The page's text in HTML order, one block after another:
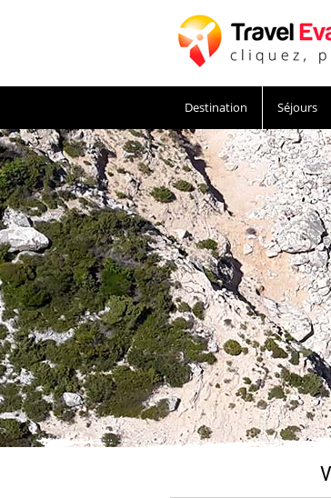
Destination Séjours
Séjour et voyages pas cher